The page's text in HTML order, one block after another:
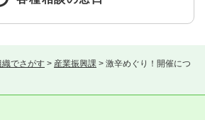
織でさがす > 産業振興課 > 激辛めぐり！開催につ